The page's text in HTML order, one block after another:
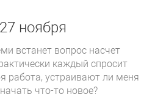
ноября
встанет вопрос насчет
каждый спросит
работа, устраивают ли меня
что-то новое?